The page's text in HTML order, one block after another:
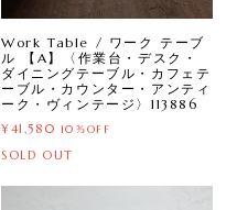
Work Table / ワーク テーブ
ル 【A】〈作業台・デスク・
ダイニングテーブル・カフェテ
ーブル・カウンター・アンティ
ーク・ヴィンテージ〉113886
¥41,580 10%OFF
SOLD OUT